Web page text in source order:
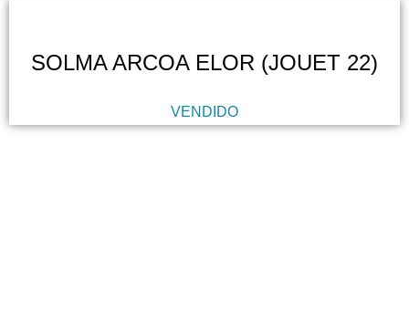
SOLMA ARCOA ELOR (JOUET 22)
VENDIDO